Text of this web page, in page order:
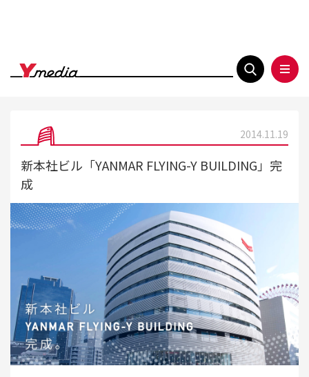
2014.11.19
新本社ビル「YANMAR FLYING-Y BUILDING」完
成